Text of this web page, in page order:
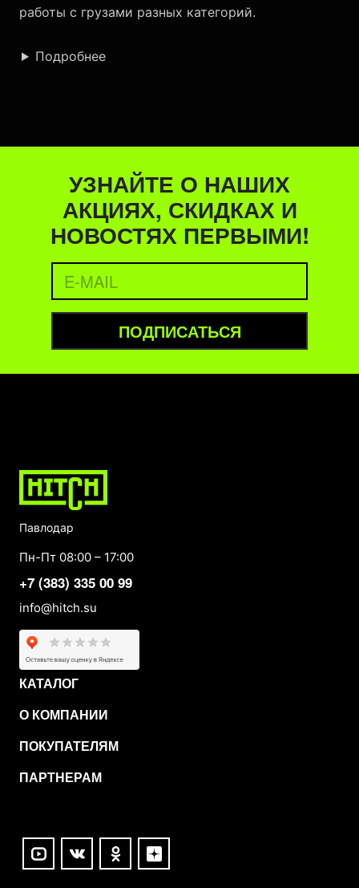
работы с грузами разных категорий.
Подробнее
УЗНАЙТЕ О НАШИХ
АКЦИЯХ, СКИДКАХ И
НОВОСТЯХ ПЕРВЫМИ!
ПОДПИСАТЬСЯ
Павлодар
Пн-Пт 08:00 – 17:00
+7 (383) 335 00 99
info@hitch.su
КАТАЛОГ
О КОМПАНИИ
ПОКУПАТЕЛЯМ
ПАРТНЕРАМ